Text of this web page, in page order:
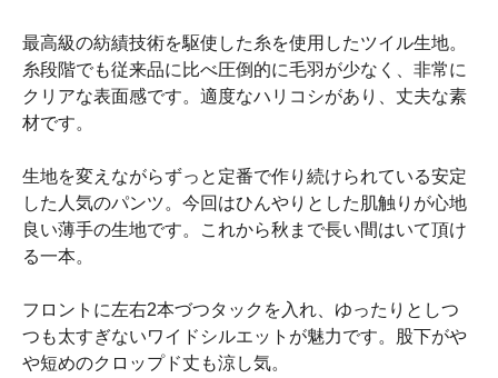
最高級の紡績技術を駆使した糸を使用したツイル生地。
糸段階でも従来品に比べ圧倒的に毛羽が少なく、非常に
クリアな表面感です。適度なハリコシがあり、丈夫な素
材です。
生地を変えながらずっと定番で作り続けられている安定
した人気のパンツ。今回はひんやりとした肌触りが心地
良い薄手の生地です。これから秋まで長い間はいて頂け
る一本。
フロントに左右2本づつタックを入れ、ゆったりとしつ
つも太すぎないワイドシルエットが魅力です。股下がや
や短めのクロップド丈も涼し気。